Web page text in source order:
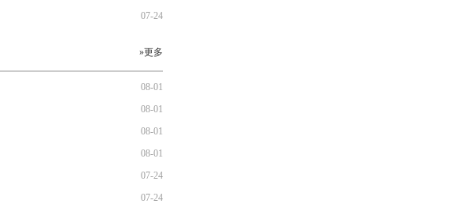
07-24
»更多
08-01
08-01
08-01
08-01
07-24
07-24